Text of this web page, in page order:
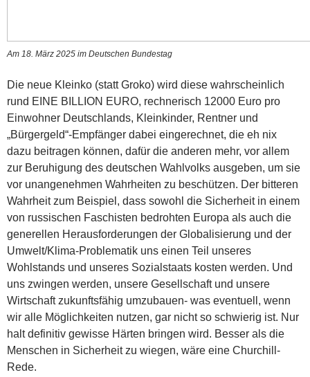
Am 18. März 2025 im Deutschen Bundestag
Die neue Kleinko (statt Groko) wird diese wahrscheinlich
rund EINE BILLION EURO, rechnerisch 12000 Euro pro
Einwohner Deutschlands, Kleinkinder, Rentner und
„Bürgergeld“-Empfänger dabei eingerechnet, die eh nix
dazu beitragen können, dafür die anderen mehr, vor allem
zur Beruhigung des deutschen Wahlvolks ausgeben, um sie
vor unangenehmen Wahrheiten zu beschützen. Der bitteren
Wahrheit zum Beispiel, dass sowohl die Sicherheit in einem
von russischen Faschisten bedrohten Europa als auch die
generellen Herausforderungen der Globalisierung und der
Umwelt/Klima-Problematik uns einen Teil unseres
Wohlstands und unseres Sozialstaats kosten werden. Und
uns zwingen werden, unsere Gesellschaft und unsere
Wirtschaft zukunftsfähig umzubauen- was eventuell, wenn
wir alle Möglichkeiten nutzen, gar nicht so schwierig ist. Nur
halt definitiv gewisse Härten bringen wird. Besser als die
Menschen in Sicherheit zu wiegen, wäre eine Churchill-
Rede.